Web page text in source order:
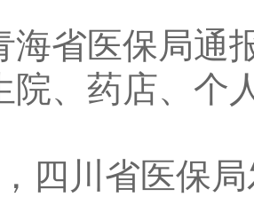
海省医保局通
院、药店、个
四川省医保